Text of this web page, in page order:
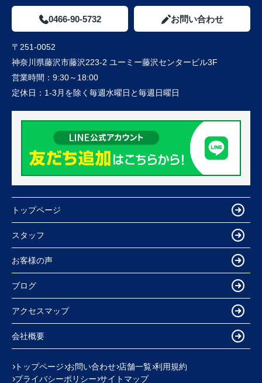
0466-90-5732 お問い合わせ
〒251-0052
神奈川県藤沢市藤沢223-2 ユーミー藤沢センタービル3F
営業時間： 9:30～18:00
定休日： 1-3月を除く毎週水曜日と毎週日曜日
トップページ
スタッフ
お客様の声
ブログ
アクセスマップ
会社概要
トップページ お問い合わせ 店舗一覧 利用規約
プライバシーポリシー サイトマップ